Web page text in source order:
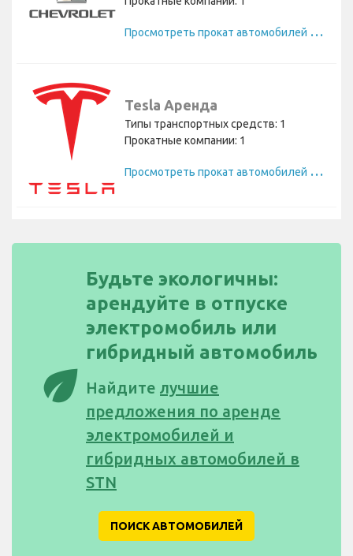
П
росмотреть прокат автомобилей Chevrolet
Tesla Аренда
Типы транспортных средств: 1
Прокатные компании: 1
П
росмотреть прокат автомобилей Tesla
eco
Будьте экологичны:
арендуйте в отпуске
электромобиль или
гибридный автомобиль
Найдите лучшие
предложения по аренде
электромобилей и
гибридных автомобилей в
STN
ПОИСК АВТОМОБИЛЕЙ